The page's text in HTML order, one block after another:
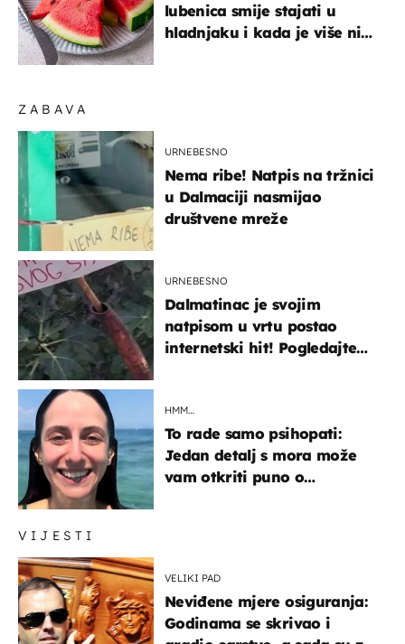
VIJESTI
VELIKI PAD
Neviđene mjere osiguranja:
Godinama se skrivao i
ZABAVA
URNEBESNO
Nema ribe! Natpis na tržnici
u Dalmaciji nasmijao
društvene mreže
URNEBESNO
Dalmatinac je svojim
natpisom u vrtu postao
internetski hit! Pogledajte
HMM…
To rade samo psihopati:
Jedan detalj s mora može
vam otkriti puno o
lubenica smije stajati u
hladnjaku i kada je više nije